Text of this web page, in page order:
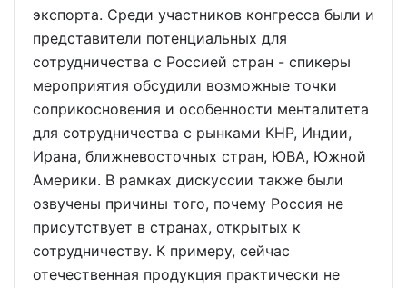
экспорта. Среди участников конгресса были и
представители потенциальных для
сотрудничества с Россией стран - спикеры
мероприятия обсудили возможные точки
соприкосновения и особенности менталитета
для сотрудничества с рынками КНР, Индии,
Ирана, ближневосточных стран, ЮВА, Южной
Америки. В рамках дискуссии также были
озвучены причины того, почему Россия не
присутствует в странах, открытых к
сотрудничеству. К примеру, сейчас
отечественная продукция практически не